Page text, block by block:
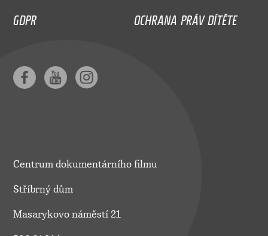
GDPR
OCHRANA PRÁV DÍTĚTE
Centrum dokumentárního filmu
Stříbrný dům
Masarykovo náměstí 21